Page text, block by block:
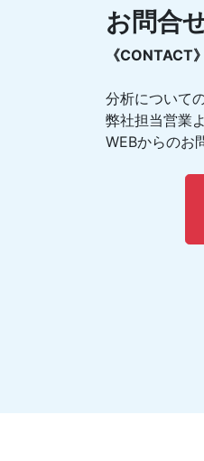
お問合
《CONTACT》
分析について
弊社担当営業
WEBからのお